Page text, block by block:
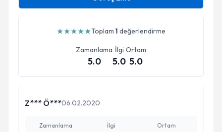
★★★★★Toplam 1 değerlendirme
Zamanlama
5.0
İlgi
5.0
Ortam
5.0
Z*** Ö***06.02.2020
Zamanlama İlgi Ortam